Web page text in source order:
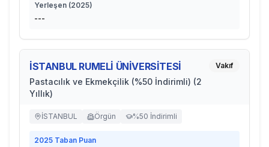
Yerleşen (2025)
---
İSTANBUL RUMELİ ÜNİVERSİTESİ
Pastacılık ve Ekmekçilik (%50 İndirimli) (2
Yıllık)
Vakıf
İSTANBUL Örgün %50 İndirimli
2025 Taban Puan